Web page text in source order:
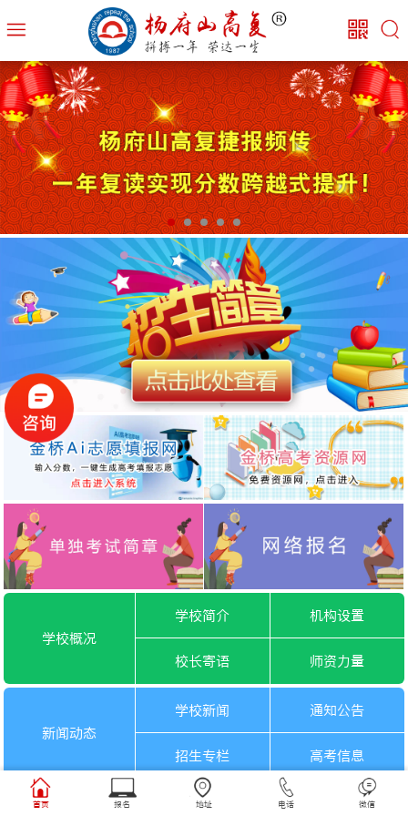
学校概况
学校简介 机构设置
校长寄语 师资力量
新闻动态
学校新闻 通知公告
招生专栏 高考信息
一月选考 六月选考
首页 报名 地址 电话 微信